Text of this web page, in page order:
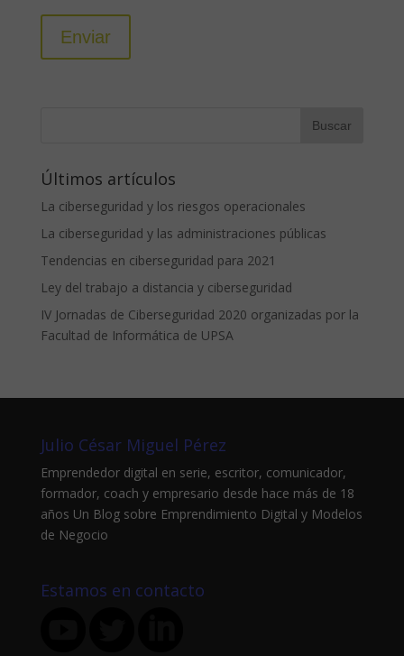
Últimos artículos
La ciberseguridad y los riesgos operacionales
La ciberseguridad y las administraciones públicas
Tendencias en ciberseguridad para 2021
Ley del trabajo a distancia y ciberseguridad
IV Jornadas de Ciberseguridad 2020 organizadas por la
Facultad de Informática de UPSA
Julio César Miguel Pérez
Emprendedor digital en serie, escritor, comunicador,
formador, coach y empresario desde hace más de 18
años Un Blog sobre Emprendimiento Digital y Modelos
de Negocio
Estamos en contacto